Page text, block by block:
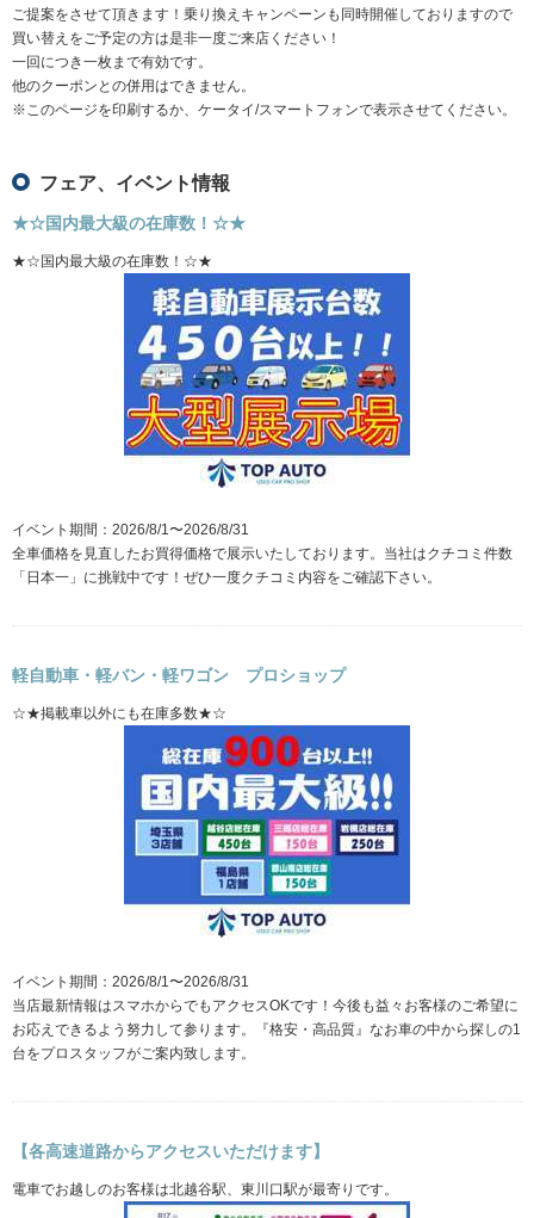
ご提案をさせて頂きます！乗り換えキャンペーンも同時開催しておりますので
買い替えをご予定の方は是非一度ご来店ください！
一回につき一枚まで有効です。
他のクーポンとの併用はできません。
※このページを印刷するか、ケータイ/スマートフォンで表示させてください。
フェア、イベント情報
★☆国内最大級の在庫数！☆★
★☆国内最大級の在庫数！☆★
イベント期間：2026/8/1〜2026/8/31
全車価格を見直したお買得価格で展示いたしております。当社はクチコミ件数
「日本一」に挑戦中です！ぜひ一度クチコミ内容をご確認下さい。
軽自動車・軽バン・軽ワゴン プロショップ
☆★掲載車以外にも在庫多数★☆
イベント期間：2026/8/1〜2026/8/31
当店最新情報はスマホからでもアクセスOKです！今後も益々お客様のご希望に
お応えできるよう努力して参ります。『格安・高品質』なお車の中から探しの1
台をプロスタッフがご案内致します。
【各高速道路からアクセスいただけます】
電車でお越しのお客様は北越谷駅、東川口駅が最寄りです。